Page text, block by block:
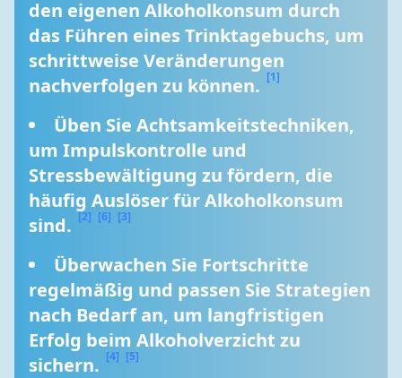
den eigenen Alkoholkonsum durch
das Führen eines Trinktagebuchs, um
schrittweise Veränderungen
nachverfolgen zu können. [1]
Üben Sie Achtsamkeitstechniken,
um Impulskontrolle und
Stressbewältigung zu fördern, die
häufig Auslöser für Alkoholkonsum
sind. [2] [6] [3]
Überwachen Sie Fortschritte
regelmäßig und passen Sie Strategien
nach Bedarf an, um langfristigen
Erfolg beim Alkoholverzicht zu
sichern. [4] [5]